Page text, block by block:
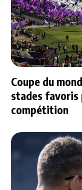
Coupe du
stades favoris
compétition